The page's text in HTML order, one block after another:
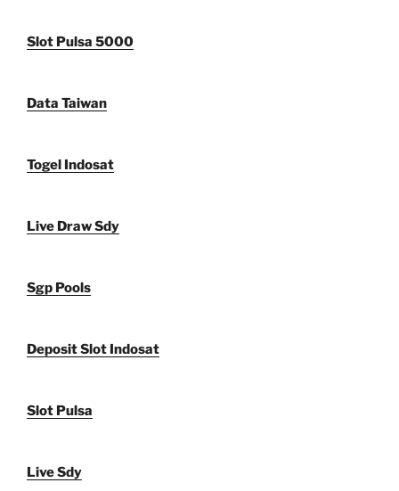
Slot Pulsa 5000
Data Taiwan
Togel Indosat
Live Draw Sdy
Sgp Pools
Deposit Slot Indosat
Slot Pulsa
Live Sdy